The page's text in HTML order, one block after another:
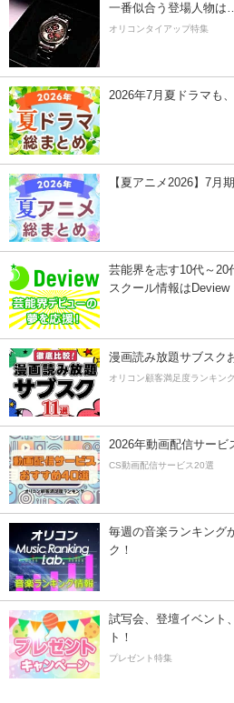
一番似合う登場人物は
オリコンタイアップ特集
2026年7月夏ドラマも
【夏アニメ2026】7月
芸能界を志す10代～20
スクール情報はDeview
漫画読み放題サブスク
オリコン顧客満足度ランキン
2026年動画配信サービ
CS動画配信サービス20選
毎週の音楽ランキング
ク！
試写会、登壇イベント
ト！
プレゼント特集